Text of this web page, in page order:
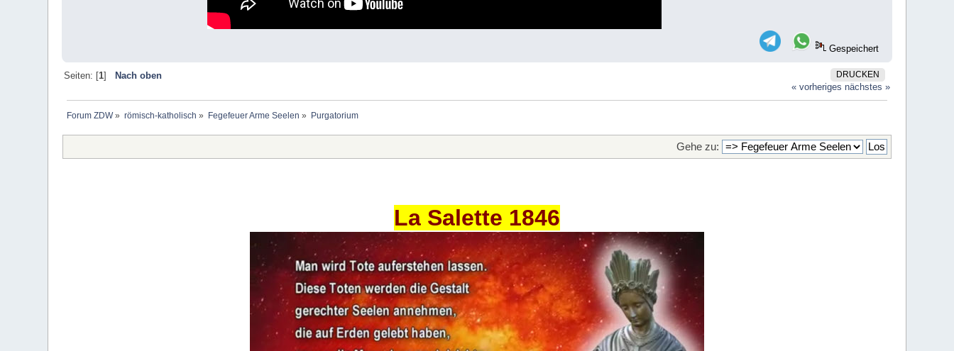
Gespeichert
DRUCKEN
Seiten: [1]
Nach oben
« vorheriges nächstes »
Forum ZDW» römisch-katholisch » Fegefeuer Arme Seelen » Purgatorium
Gehe zu:
La Salette 1846